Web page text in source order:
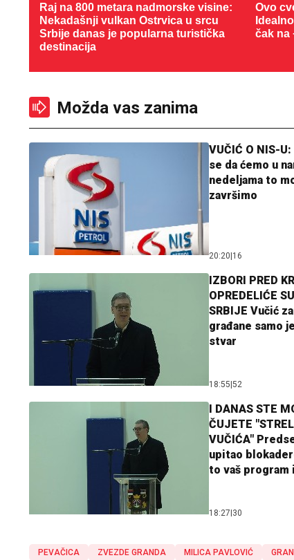
Raj na 800 metara nadmorske visine:
Nekadašnji vulkan Ostrvica u srcu
Srbije danas je popularna turistička
destinacija
Ovo
čak na
Možda vas zanima
VUČIĆ O NIS-
se da ćemo u
nedeljama to
završimo
20:20|16
IZBORI PRED
OPREDELIĆE
SRBIJE Vučić
građane samo
stvar
18:55|52
I DANAS STE
ČUJETE
VUČIĆA"
upitao
to vaš program
18:27|30
PEVAČICA ZVEZDE GRANDA MILICA PAVLOVIĆ